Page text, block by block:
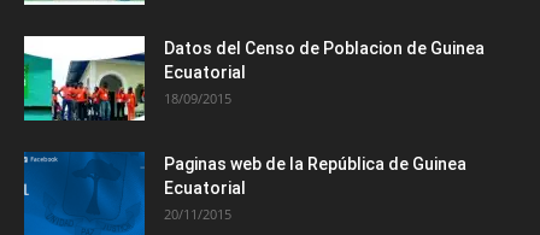
Datos del Censo de Poblacion de Guinea
Ecuatorial
18/09/2015
Paginas web de la República de Guinea
Ecuatorial
20/11/2015